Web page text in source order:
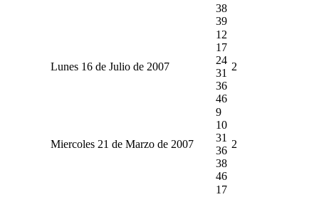
38
39
Lunes 16 de Julio de 2007
12
17
24
31
36
46
2
Miercoles 21 de Marzo de 2007
9
10
31
36
38
46
2
17